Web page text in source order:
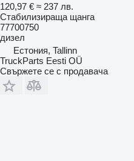
120,97 € ≈ 237 лв.
Стабилизираща щанга
77700750
дизел
Естония, Tallinn
TruckParts Eesti OÜ
Свържете се с продавача